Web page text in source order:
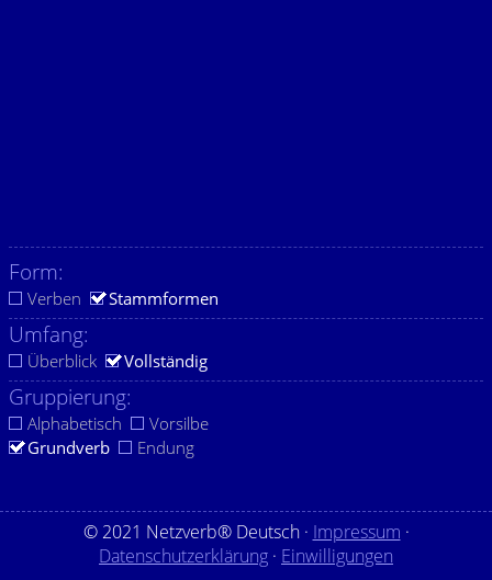
Form:
Verben Stammformen
Umfang:
Überblick Vollständig
Gruppierung:
Alphabetisch
Vorsilbe
Grundverb
Endung
© 2021 Netzverb® Deutsch · Impressum ·
Datenschutzerklärung · Einwilligungen